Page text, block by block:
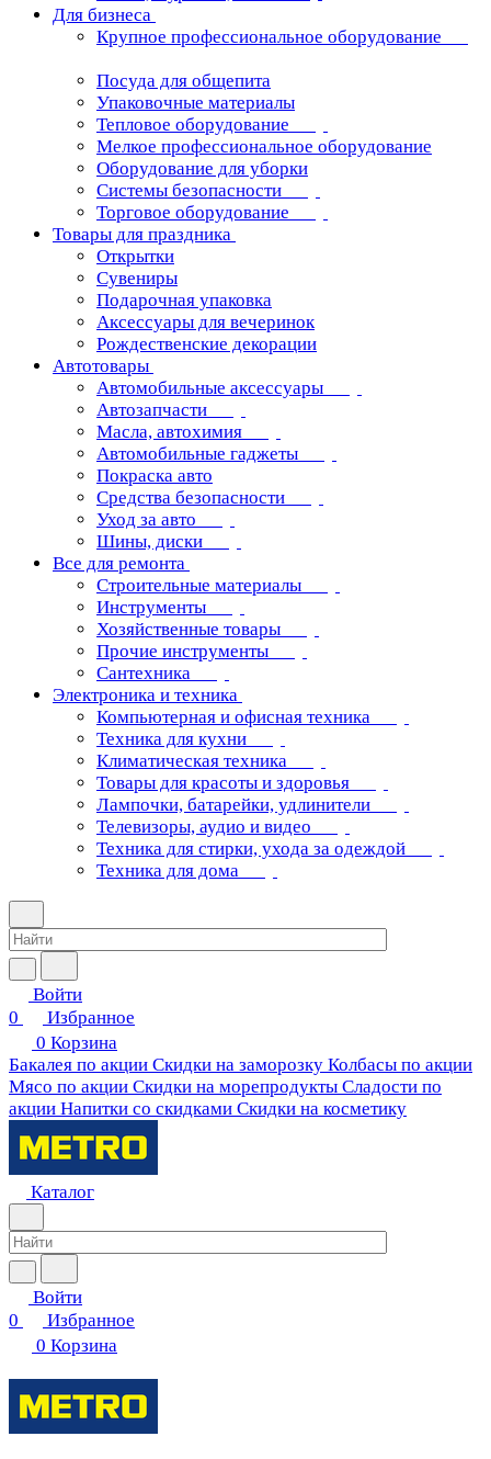
Для бизнеса
Крупное профессиональное оборудование
Посуда для общепита
Упаковочные материалы
Тепловое оборудование
Мелкое профессиональное оборудование
Оборудование для уборки
Системы безопасности
Торговое оборудование
Товары для праздника
Открытки
Сувениры
Подарочная упаковка
Аксессуары для вечеринок
Рождественские декорации
Автотовары
Автомобильные аксессуары
Автозапчасти
Масла, автохимия
Автомобильные гаджеты
Покраска авто
Средства безопасности
Уход за авто
Шины, диски
Все для ремонта
Строительные материалы
Инструменты
Хозяйственные товары
Прочие инструменты
Сантехника
Электроника и техника
Компьютерная и офисная техника
Техника для кухни
Климатическая техника
Товары для красоты и здоровья
Лампочки, батарейки, удлинители
Телевизоры, аудио и видео
Техника для стирки, ухода за одеждой
Техника для дома
Войти
0
Избранное
0 Корзина
Бакалея по акции Скидки на заморозку Колбасы по акции
Мясо по акции Скидки на морепродукты Сладости по
акции Напитки со скидками Скидки на косметику
Каталог
Войти
0
Избранное
0 Корзина